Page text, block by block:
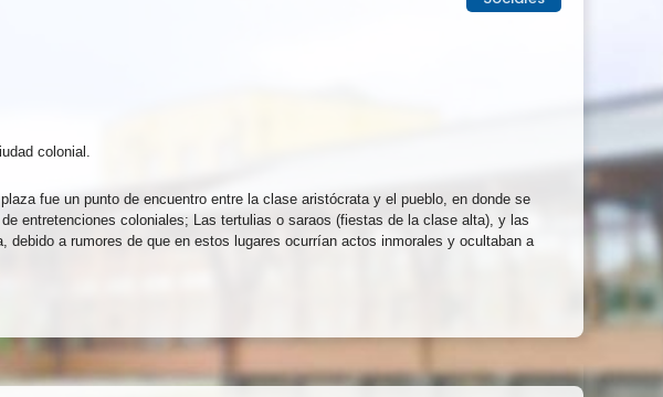
colonial.
fue un punto de encuentro entre la clase aristócrata y el pueblo, en donde se
entretenciones coloniales; Las tertulias o saraos (fiestas de la clase alta), y las
a rumores de que en estos lugares ocurrían actos inmorales y ocultaban a